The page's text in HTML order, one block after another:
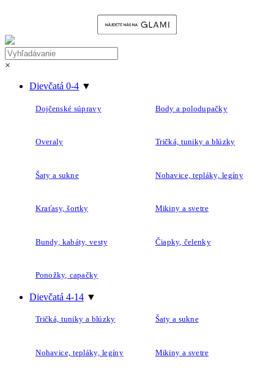
×
Dievčatá 0-4 ▼
Dojčenské súpravy Body a polodupačky
Overaly Tričká, tuniky a blúzky
Šaty a sukne Nohavice, tepláky, legíny
Kraťasy, šortky Mikiny a svetre
Bundy, kabáty, vesty Čiapky, čelenky
Ponožky, capačky
Dievčatá 4-14 ▼
Tričká, tuniky a blúzky Šaty a sukne
Nohavice, tepláky, legíny Mikiny a svetre